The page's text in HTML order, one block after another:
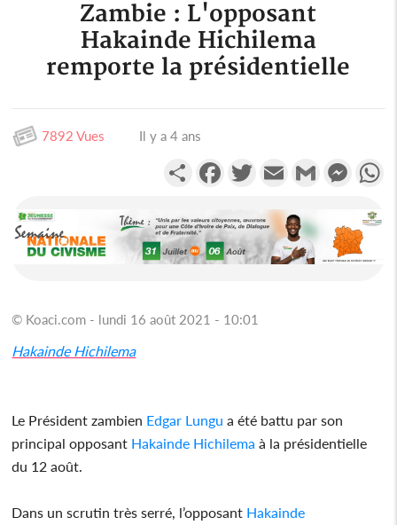
Zambie : L'opposant
Hakainde Hichilema
remporte la présidentielle
7892 Vues Il y a 4 ans
PartagerFacebookTwitterEmail Gmail
© Koaci.com - lundi 16 août 2021 - 10:01
Hakainde Hichilema
Le Président zambien Edgar Lungu a été battu par son
principal opposant Hakainde Hichilema à la présidentielle
du 12 août.
Dans un scrutin très serré, l’opposant Hakainde